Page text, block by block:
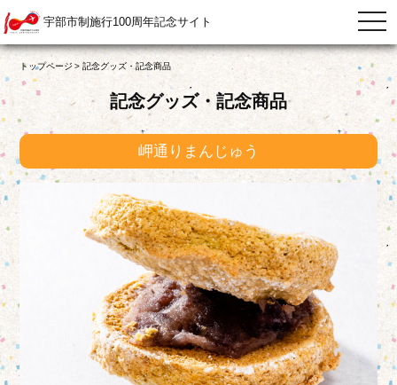
宇部市制施行100周年記念サイト
トップページ 記念グッズ・記念商品
記念グッズ・記念商品
岬通りまんじゅう